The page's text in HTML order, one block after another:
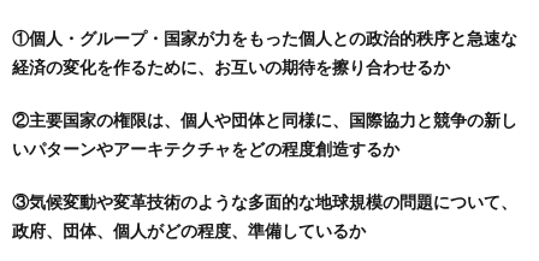
①個人・グループ・国家が力をもった個人との政治的秩序と急速な
経済の変化を作るために、お互いの期待を擦り合わせるか
②主要国家の権限は、個人や団体と同様に、国際協力と競争の新し
いパターンやアーキテクチャをどの程度創造するか
③気候変動や変革技術のような多面的な地球規模の問題について、
政府、団体、個人がどの程度、準備しているか